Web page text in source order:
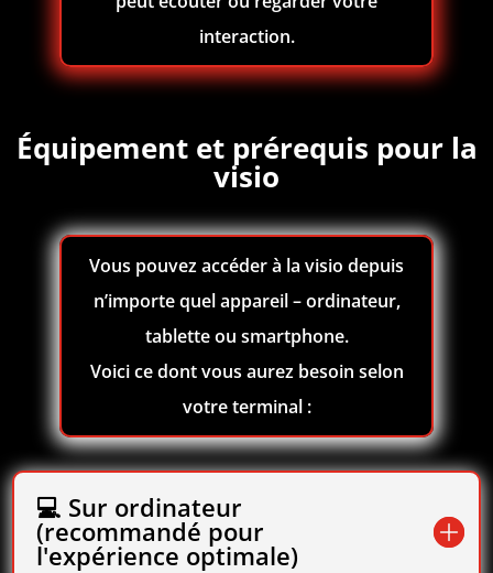
interaction.
Équipement et prérequis pour la
visio
Vous pouvez accéder à la visio depuis
n’importe quel appareil – ordinateur,
tablette ou smartphone.
Voici ce dont vous aurez besoin selon
votre terminal :
💻 Sur ordinateur
(recommandé pour
l'expérience optimale)